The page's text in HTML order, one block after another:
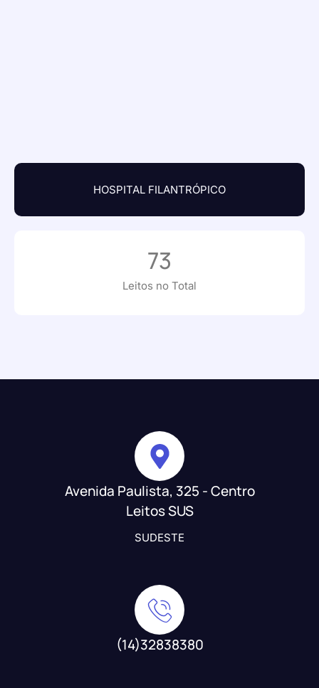
HOSPITAL FILANTRÓPICO
Leitos no Total
73
Avenida Paulista, 325 - Centro
Leitos SUS
SUDESTE
(14)32838380